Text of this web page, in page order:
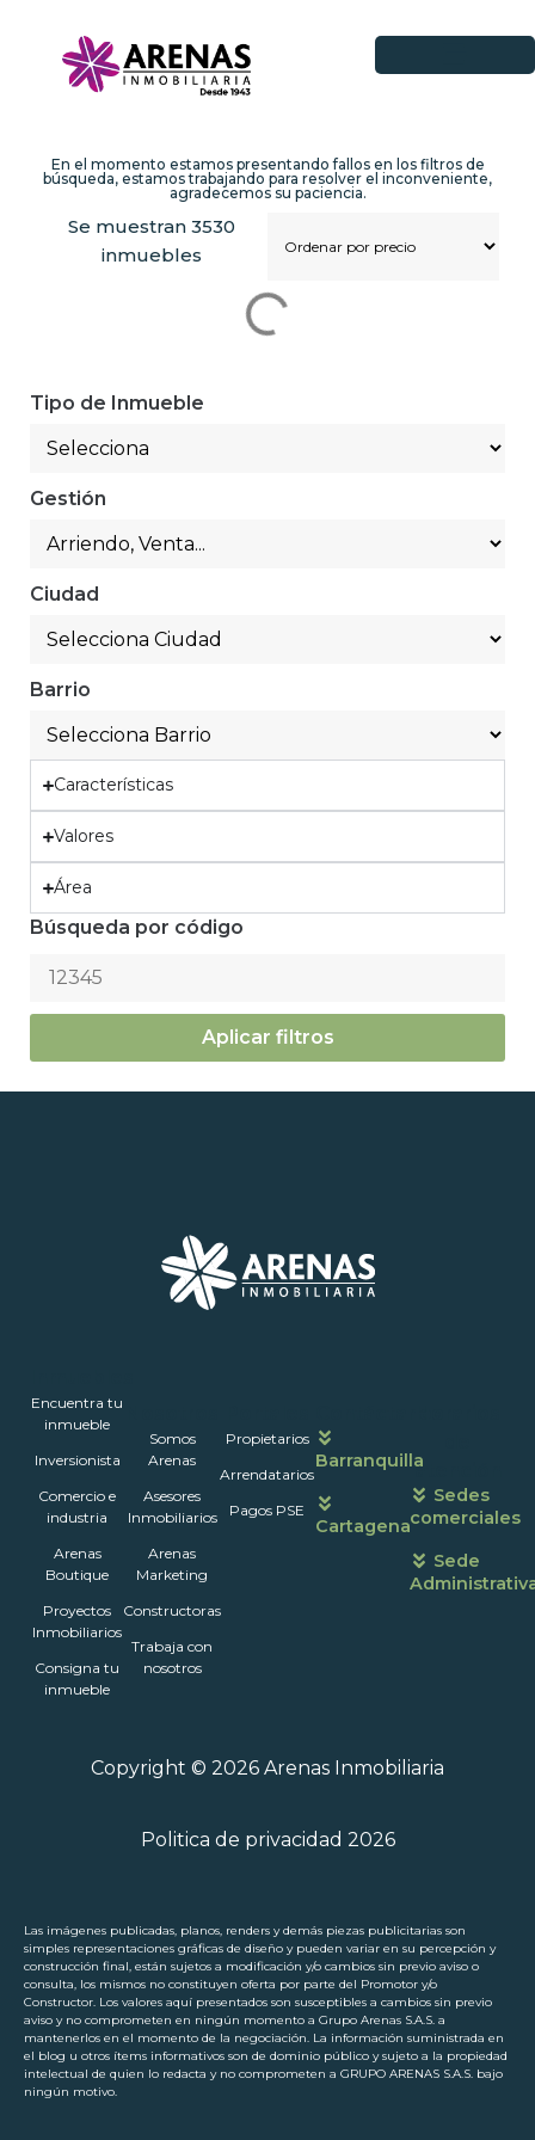
Tipo de Inmueble
Gestión
Ciudad
Barrio
Características
Valores
Área
Búsqueda por código
Aplicar filtros
En el momento estamos presentando fallos en los filtros de
búsqueda, estamos trabajando para resolver el inconveniente,
agradecemos su paciencia.
Se muestran 3530
inmuebles
Encuentra tu
inmueble
Inversionista
Comercio e
industria
Arenas
Boutique
Proyectos
Inmobiliarios
Consigna tu
inmueble
Somos
Arenas
Asesores
Inmobiliarios
Arenas
Marketing
Constructoras
Trabaja con
nosotros
Propietarios
Arrendatarios
Pagos PSE
Barranquilla
Cartagena
atención
Sedes
comerciales
Sede
Copyright © 2026 Arenas Inmobiliaria
Politica de privacidad 2026
Las imágenes publicadas, planos, renders y demás piezas publicitarias son
simples representaciones gráficas de diseño y pueden variar en su percepción y
construcción final, están sujetos a modificación y/o cambios sin previo aviso o
consulta, los mismos no constituyen oferta por parte del Promotor y/o
Constructor. Los valores aquí presentados son susceptibles a cambios sin previo
aviso y no comprometen en ningún momento a Grupo Arenas S.A.S. a
mantenerlos en el momento de la negociación. La información suministrada en
el blog u otros ítems informativos son de dominio público y sujeto a la propiedad
intelectual de quien lo redacta y no comprometen a GRUPO ARENAS S.A.S. bajo
ningún motivo.